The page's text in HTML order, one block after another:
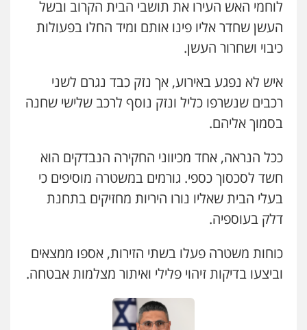
עו"ד עידית שינו-אמיתי
פלילי
חמורה
עו"ד אביגדור פלדמן
פלילי
עו"ד יאיר בן סימון
פלילי תעבורה אזרחי נזיקין ביטוח
0505719060
עו"ד נס בן נתן
פלילי כלכלי פשיעה חמורה נוער
0505555110
לוחמי האש העירו את תושבי הבית הקרוב ובשל
העשן שחדר אליו פינו אותם ומיד החלו בפעולות
כיבוי ושחרור העשן.
איש לא נפגע באירוע, אך נזק כבד נגרם לשני
רכבים שנשרפו כליל ונזק נוסף לרכב שלישי שחנה
בסמוך אליהם.
ככל הנראה, אחד מכיווני החקירה הנבדקים הוא
חשד לסכסוך כספי. גורמים במשטרה מוסיפים כי
בעלי הבית שאליו נורו היריות מחזיקים בתחנת
דלק בעוספיה.
כוחות משטרה פעלו בשתי הזירות, אספו ממצאים
וביצעו בדיקות זיהוי פלילי ואיתור מצלמות אבטחה.
פלילי פשיעה חמורה חקירות ומעצרים
נוער עורכי דין לענייני אסירים תעבורה
0549475678
פלילי תעבורה עורכי דין לענייני אסירים
נוער
0505417090
שני אלגרבלי – משרד עורכי דין
פלילי עורכי דין לענייני אסירים תעבורה
0507120031
עו"ד אייל אביטל
0544712201
עו"ד בועז קניג
משפחה כלכלי צבאי